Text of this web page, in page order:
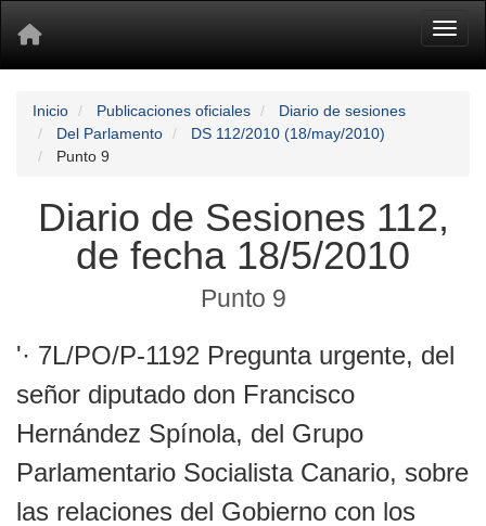
Inicio Publicaciones oficiales
Diario de sesiones
Del Parlamento
DS 112/2010 (18/may/2010)
Punto 9
Diario de Sesiones 112,
de fecha 18/5/2010
Punto 9
'· 7L/PO/P-1192 Pregunta urgente, del
señor diputado don Francisco
Hernández Spínola, del Grupo
Parlamentario Socialista Canario, sobre
las relaciones del Gobierno con los